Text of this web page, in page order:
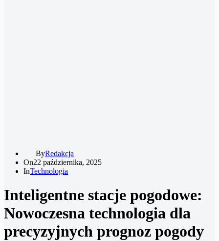
ByRedakcja
On22 października, 2025
InTechnologia
Inteligentne stacje pogodowe:
Nowoczesna technologia dla
precyzyjnych prognoz pogody